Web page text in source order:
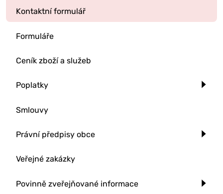
Kontaktní formulář
Formuláře
Ceník zboží a služeb
Poplatky
Smlouvy
Právní předpisy obce
Veřejné zakázky
Povinně zveřejňované informace